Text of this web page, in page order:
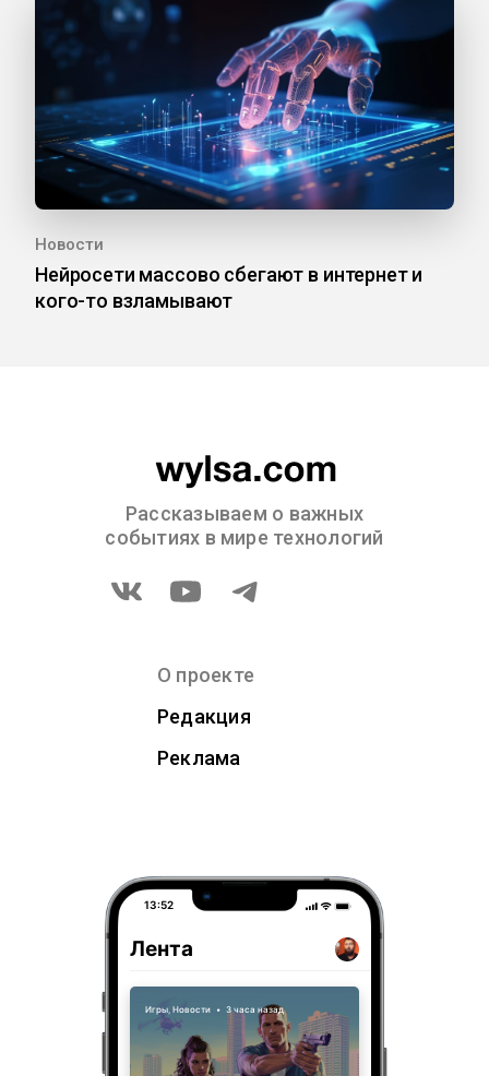
Новости
Нейросети массово сбегают в интернет и
кого-то взламывают
Рассказываем о важных
событиях в мире технологий
О проекте
Редакция
Реклама
13:52
Лента
Игры, Новости • 3 часа назад